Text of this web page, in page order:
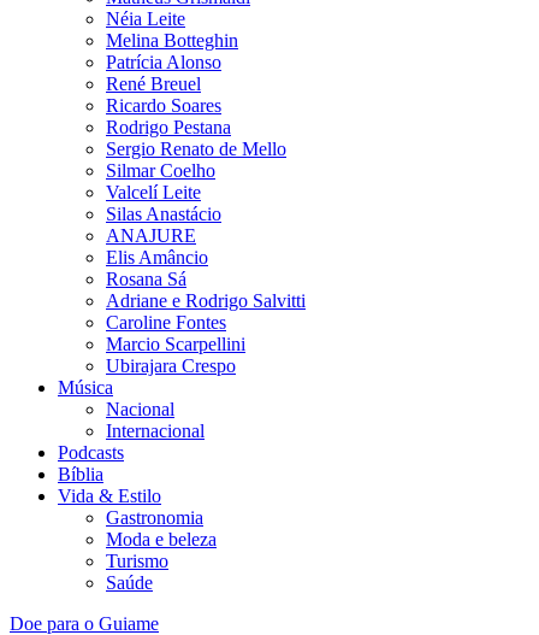
Néia Leite
Melina Botteghin
Patrícia Alonso
René Breuel
Ricardo Soares
Rodrigo Pestana
Sergio Renato de Mello
Silmar Coelho
Valcelí Leite
Silas Anastácio
ANAJURE
Elis Amâncio
Rosana Sá
Adriane e Rodrigo Salvitti
Caroline Fontes
Marcio Scarpellini
Ubirajara Crespo
Música
Nacional
Internacional
Podcasts
Bíblia
Vida & Estilo
Gastronomia
Moda e beleza
Turismo
Saúde
Doe para o Guiame